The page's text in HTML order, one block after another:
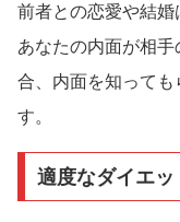
前者との恋愛や結
あなたの内面が相
合、内面を知っても
す。
適度なダイエッ